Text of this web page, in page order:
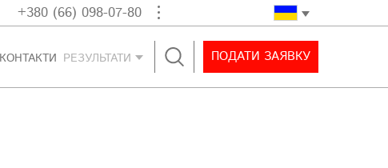
+380 (66) 098-07-80
КОНТАКТИ РЕЗУЛЬТАТИ ПОДАТИ ЗАЯВКУ